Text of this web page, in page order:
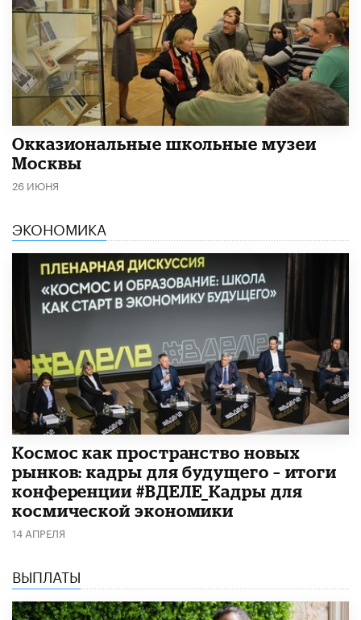
​Окказиональные школьные музеи
Москвы
26 ИЮНЯ
ЭКОНОМИКА
Космос как пространство новых
рынков: кадры для будущего – итоги
конференции #ВДЕЛЕ_Кадры для
космической экономики
14 АПРЕЛЯ
ВЫПЛАТЫ